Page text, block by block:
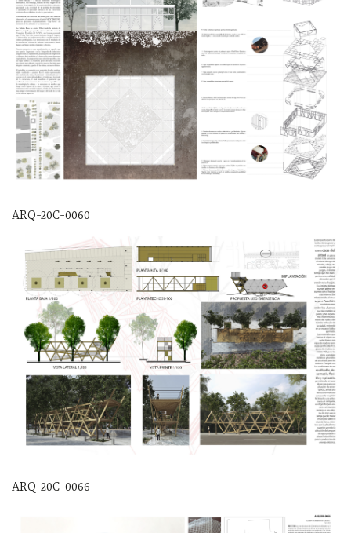
ARQ-20C-0060
ARQ-20C-0066